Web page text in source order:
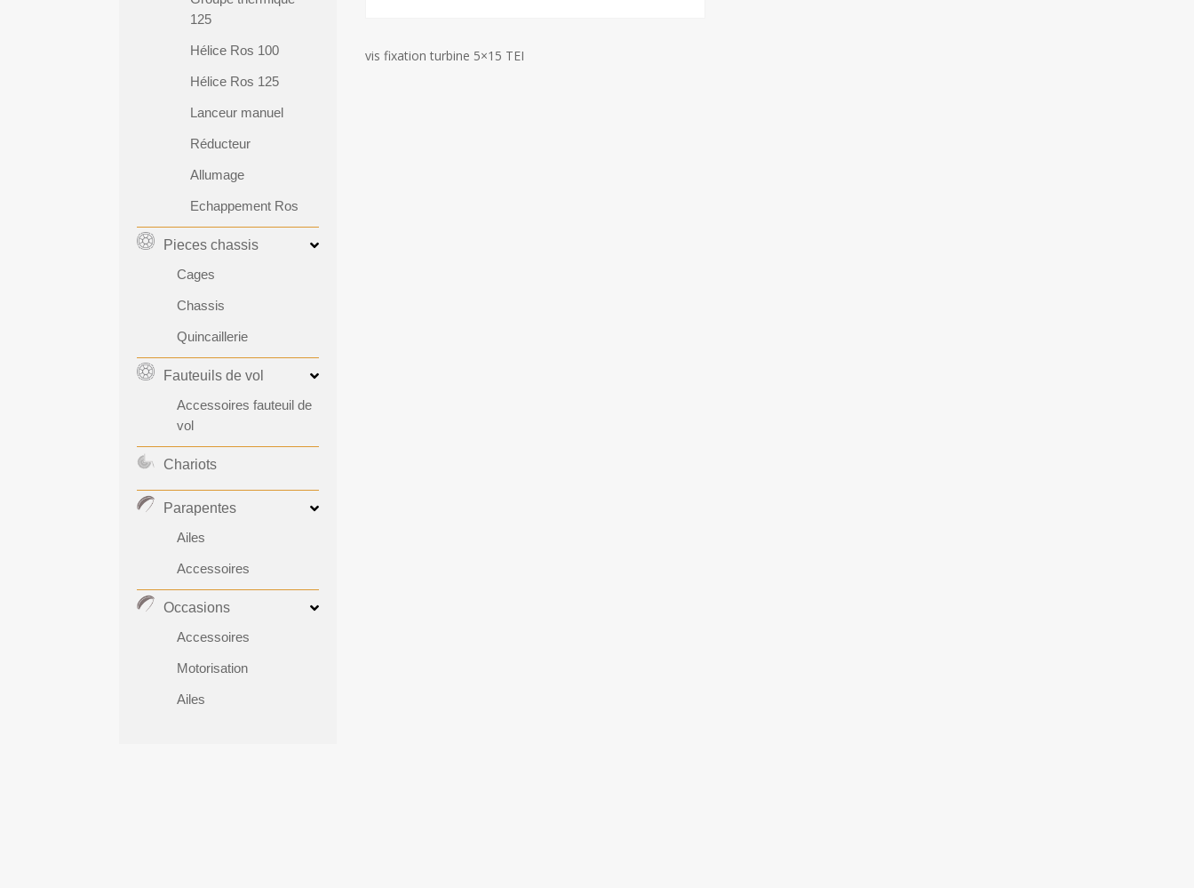
125
Hélice Ros 100
Hélice Ros 125
Lanceur manuel
Réducteur
Allumage
Echappement Ros
Pieces chassis
Cages
Chassis
Quincaillerie
Fauteuils de vol
Accessoires fauteuil de
vol
Chariots
Parapentes
Ailes
Accessoires
Occasions
Accessoires
Motorisation
Ailes
vis fixation turbine 5×15 TEI